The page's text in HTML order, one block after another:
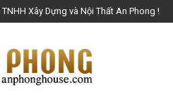
Xây Dựng và Nội Thất An Phong !